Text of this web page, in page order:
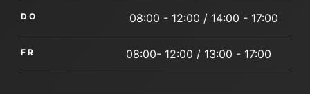
DO 08:00 - 12:00 / 14:00 - 17:00
FR 08:00- 12:00 / 13:00 - 17:00